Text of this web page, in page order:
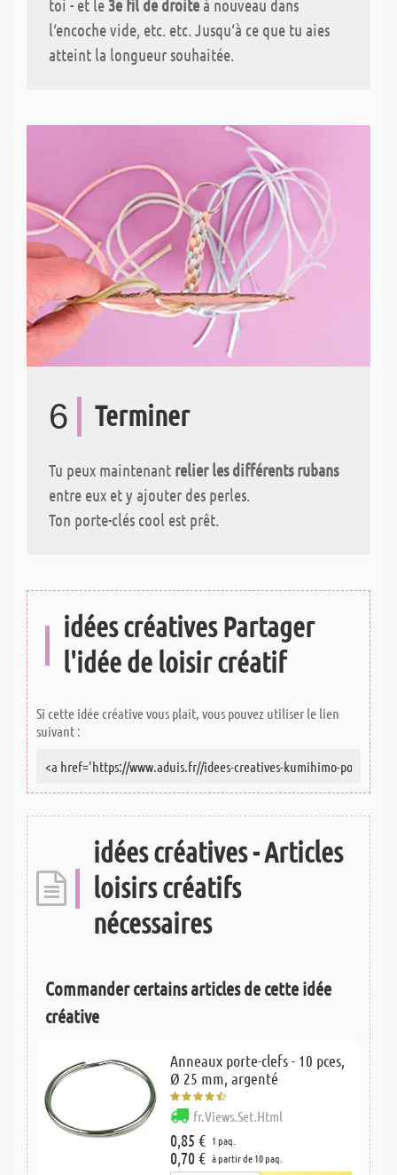
toi - et le 3e fil de droiteà nouveau dans
l‘encoche vide, etc. etc. Jusqu‘à ce que tu aies
atteint la longueur souhaitée.
6 Terminer
Tu peux maintenant relier les différents rubans
entre eux et y ajouter des perles.
Ton porte-clés cool est prêt.
idées créatives Partager
l'idée de loisir créatif
Si cette idée créative vous plait, vous pouvez utiliser le lien
suivant :
idées créatives - Articles
loisirs créatifs
nécessaires
Commander certains articles de cette idée
créative
Anneaux porte-clefs - 10 pces,
Ø 25 mm, argenté
fr.Views.Set.Html
0,85 € 1 paq.
0,70 € à partir de 10 paq.